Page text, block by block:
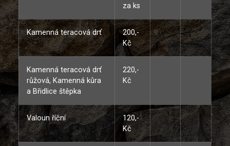
za ks
Kamenná teracová drť
200,-
Kč
Kamenná teracová drť
růžová, Kamenná kůra
a Břidlice štěpka
220,-
Kč
Valoun říční
120,-
Kč